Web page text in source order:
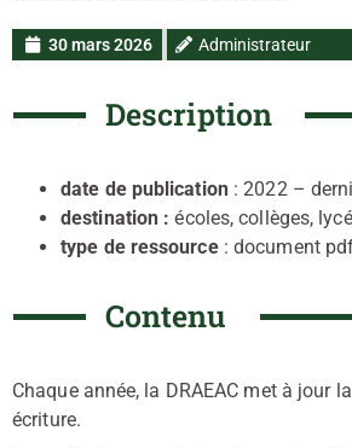
30 mars 2026 Administrateur
Description
date de publication: 2022 –
destination :écoles, collèges,
type de ressource: document
Contenu
Chaque année, la DRAEAC met à jour
écriture.